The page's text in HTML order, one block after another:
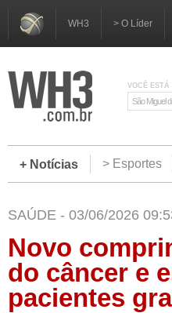
WH3 > O Líder
VOCÊ ESTÁ
São Miguel
+ Notícias > Esportes
SAÚDE - 03/06/2026
Novo
do câncer e
pacientes